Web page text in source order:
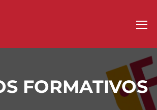
FORMATIVOS